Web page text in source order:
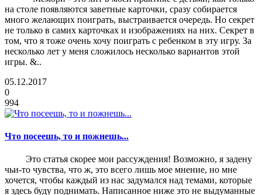
на столе появляются заветные карточки, сразу собирается
много желающих поиграть, выстраивается очередь. Но секрет
не только в самих карточках и изображениях на них. Секрет в
том, что я тоже очень хочу поиграть с ребенком в эту игру. За
несколько лет у меня сложилось несколько вариантов этой
игры. &..
05.12.2017
0
994
Что посеешь, то и пожнешь...
Это статья скорее мои рассуждения! Возможно, я задену
чьи-то чувства, что ж, это всего лишь мое мнение, но мне
хочется, чтобы каждый из нас задумался над темами, которые
я здесь буду поднимать. Написанное ниже это не выдуманные